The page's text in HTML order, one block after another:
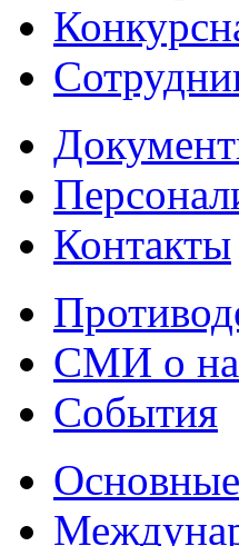
Контакты
СМИ о
События